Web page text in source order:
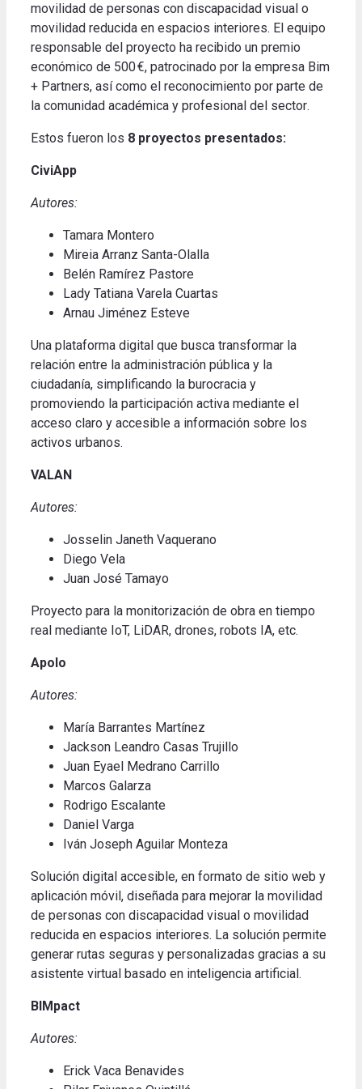
movilidad de personas con discapacidad visual o
movilidad reducida en espacios interiores. El equipo
responsable del proyecto ha recibido un premio
económico de 500 €, patrocinado por la empresa Bim
+ Partners, así como el reconocimiento por parte de
la comunidad académica y profesional del sector.
Estos fueron los 8 proyectos presentados:
CiviApp
Autores:
Tamara Montero
Mireia Arranz Santa-Olalla
Belén Ramírez Pastore
Lady Tatiana Varela Cuartas
Arnau Jiménez Esteve
Una plataforma digital que busca transformar la
relación entre la administración pública y la
ciudadanía, simplificando la burocracia y
promoviendo la participación activa mediante el
acceso claro y accesible a información sobre los
activos urbanos.
VALAN
Autores:
Josselin Janeth Vaquerano
Diego Vela
Juan José Tamayo
Proyecto para la monitorización de obra en tiempo
real mediante IoT, LiDAR, drones, robots IA, etc.
Apolo
Autores:
María Barrantes Martínez
Jackson Leandro Casas Trujillo
Juan Eyael Medrano Carrillo
Marcos Galarza
Rodrigo Escalante
Daniel Varga
Iván Joseph Aguilar Monteza
Solución digital accesible, en formato de sitio web y
aplicación móvil, diseñada para mejorar la movilidad
de personas con discapacidad visual o movilidad
reducida en espacios interiores. La solución permite
generar rutas seguras y personalizadas gracias a su
asistente virtual basado en inteligencia artificial .
BIMpact
Autores:
Erick Vaca Benavides